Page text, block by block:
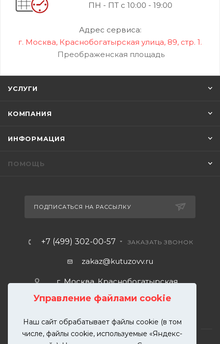
Управление файлами cookie
Наш сайт обрабатывает файлы cookie (в том
числе, файлы cookie, используемые «Яндекс-
ПН - ПТ с 10:00 - 19:00
Адрес сервиса:
г. Москва, Краснобогатырская улица, 89, стр. 1.
Преображенская площадь
УСЛУГИ
КОМПАНИЯ
ИНФОРМАЦИЯ
ПОМОЩЬ
ПОДПИСАТЬСЯ НА РАССЫЛКУ
+7 (499) 302-00-57 ЗАКАЗАТЬ ЗВОНОК
zakaz@kutuzovv.ru
г. Москва, Краснобогатырская